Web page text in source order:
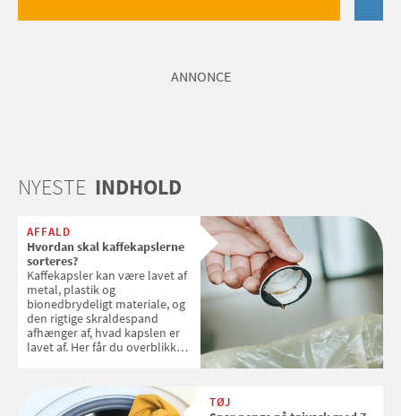
ANNONCE
NYESTE INDHOLD
AFFALD
Hvordan skal kaffekapslerne
sorteres?
Kaffekapsler kan være lavet af
metal, plastik og
bionedbrydeligt materiale, og
den rigtige skraldespand
afhænger af, hvad kapslen er
lavet af. Her får du overblikket
TØJ